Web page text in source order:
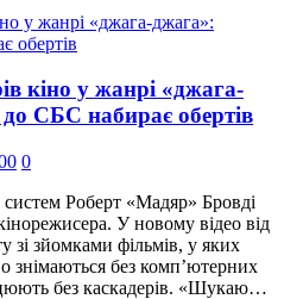
кіно у жанрі «джага-
СБС набирає обертів
0
Роберт «Мадяр» Бровді
У новому відео від
зі зйомками фільмів, у яких
знімаються без комп’ютерних
без каскадерів. «Шукаю…